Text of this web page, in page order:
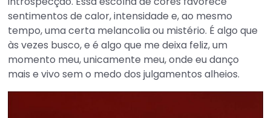
sentimentos de calor, intensidade e, ao mesmo
tempo, uma certa melancolia ou mistério. É algo que
às vezes busco, e é algo que me deixa feliz, um
momento meu, unicamente meu, onde eu danço
mais e vivo sem o medo dos julgamentos alheios.